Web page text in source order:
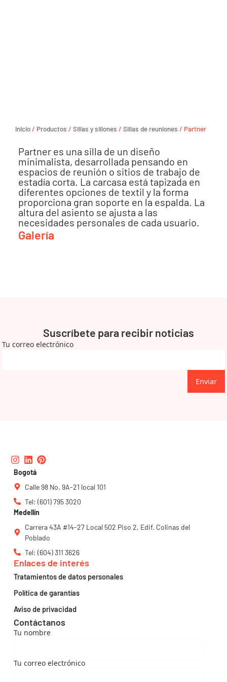
Inicio/ Productos / Sillas y sillones / Sillas de reuniones / Partner
Partner es una silla de un diseño
minimalista, desarrollada pensando en
espacios de reunión o sitios de trabajo de
estadía corta. La carcasa está tapizada en
diferentes opciones de textil y la forma
proporciona gran soporte en la espalda. La
altura del asiento se ajusta a las
necesidades personales de cada usuario.
Galería
Suscríbete para recibir noticias
Tu correo electrónico
Enviar
Instagram
Linkedin
Pinterest
Bogotá
Calle 98 No. 9A-21 local 101
Tel: (601) 795 3020
Medellín
Carrera 43A #14-27 Local 502 Piso 2, Edif. Colinas del
Poblado
Tel: (604) 311 3626
Contáctanos
Tu nombre
Tu correo electrónico
Enlaces de interés
Tratamientos de datos personales
Política de garantías
Aviso de privacidad